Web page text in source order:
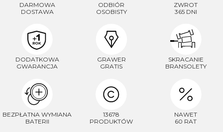
DARMOWA
DOSTAWA
ODBIÓR
OSOBISTY
ZWROT
365 DNI
DODATKOWA
GWARANCJA
GRAWER
GRATIS
SKRACANIE
BRANSOLETY
BEZPŁATNA WYMIANA
BATERII
13678
PRODUKTÓW
NAWET
60 RAT